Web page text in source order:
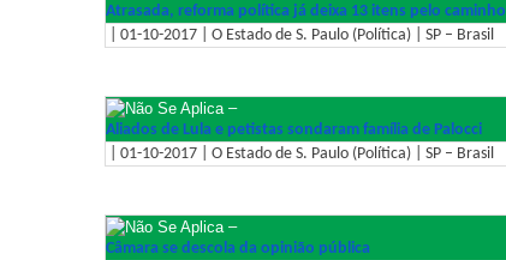
Atrasada, reforma política já deixa 13 itens pelo caminho
| 01-10-2017 | O Estado de S. Paulo (Política) | SP – Brasil
–
Aliados de Lula e petistas sondaram família de Palocci
| 01-10-2017 | O Estado de S. Paulo (Política) | SP – Brasil
–
Câmara se descola da opinião pública